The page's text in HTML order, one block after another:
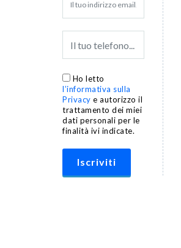
Ho letto
l’informativa sulla
Privacy e autorizzo il
trattamento dei miei
dati personali per le
finalità ivi indicate.